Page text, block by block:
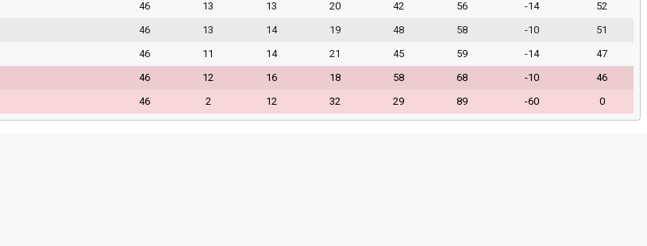
46 13 13 20 42 56 -14
52
46 13 14 19 48 58 -10
51
46 11 14 21 45 59 -14
47
46 12 16 18 58 68 -10
46
46 2 12 32 29 89 -60 0